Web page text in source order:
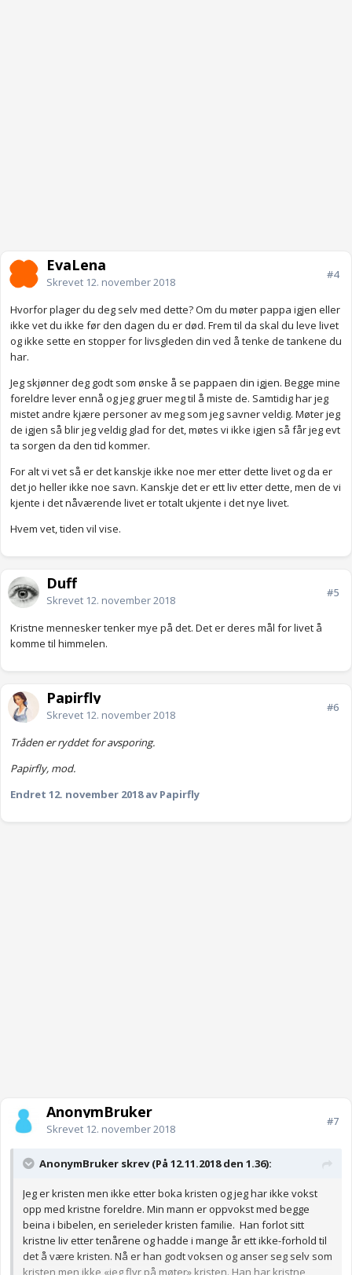
EvaLena
Skrevet 12. november 2018
#4
Hvorfor plager du deg selv med dette? Om du møter pappa igjen eller
ikke vet du ikke før den dagen du er død. Frem til da skal du leve livet
og ikke sette en stopper for livsgleden din ved å tenke de tankene du
har.
Jeg skjønner deg godt som ønske å se pappaen din igjen. Begge mine
foreldre lever ennå og jeg gruer meg til å miste de. Samtidig har jeg
mistet andre kjære personer av meg som jeg savner veldig. Møter jeg
de igjen så blir jeg veldig glad for det, møtes vi ikke igjen så får jeg evt
ta sorgen da den tid kommer.
For alt vi vet så er det kanskje ikke noe mer etter dette livet og da er
det jo heller ikke noe savn. Kanskje det er ett liv etter dette, men de vi
kjente i det nåværende livet er totalt ukjente i det nye livet.
Hvem vet, tiden vil vise.
Duff
Skrevet 12. november 2018
#5
Kristne mennesker tenker mye på det. Det er deres mål for livet å
komme til himmelen.
Papirfly
Skrevet 12. november 2018
#6
Tråden er ryddet for avsporing.
Papirfly, mod.
Endret 12. november 2018av Papirfly
AnonymBruker
Skrevet 12. november 2018
#7
AnonymBruker skrev (På 12.11.2018 den 1.36):
Jeg er kristen men ikke etter boka kristen og jeg har ikke vokst
opp med kristne foreldre. Min mann er oppvokst med begge
beina i bibelen, en serieleder kristen familie. Han forlot sitt
kristne liv etter tenårene og hadde i mange år ett ikke-forhold til
det å være kristen. Nå er han godt voksen og anser seg selv som
kristen men ikke «jeg flyr på møter» kristen. Han har kristne